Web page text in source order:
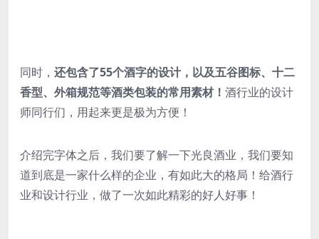
同时， 还包含了55个酒字的设计，以及五谷图标、十二
香型、外箱规范等酒类包装的常用素材！ 酒行业的设计
师同行们，用起来更是极为方便！
介绍完字体之后，我们要了解一下光良酒业，我们要知
道到底是一家什么样的企业，有如此大的格局！给酒行
业和设计行业，做了一次如此精彩的好人好事！